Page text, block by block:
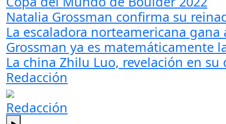
Natalia Grossman confirma su
La escaladora norteamericana
Grossman ya es matemáticamente
La china Zhilu Luo, revelación en
Redacción
Redacción